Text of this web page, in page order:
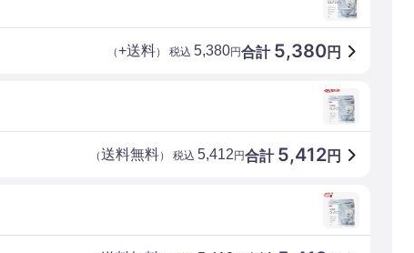
合計 5,380円
（+送料） 税込 5,380円
合計 5,412円
（送料無料） 税込 5,412円